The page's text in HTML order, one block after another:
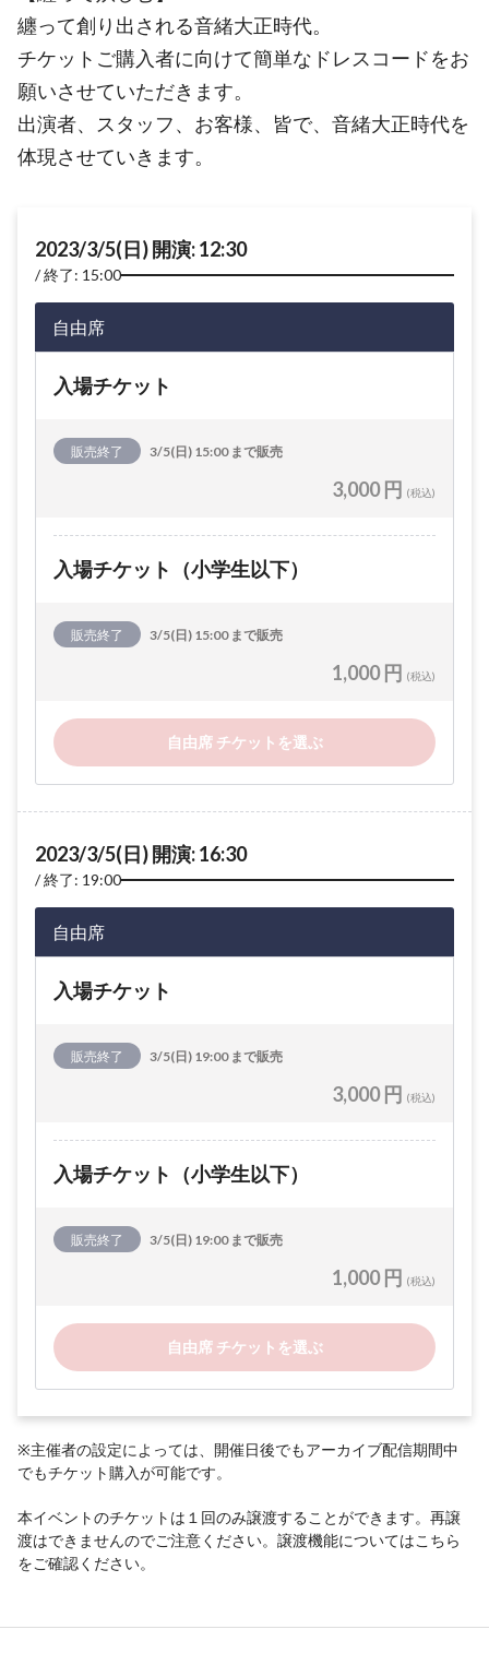
纏って創り出される音緒大正時代。
チケットご購入者に向けて簡単なドレスコードをお
願いさせていただきます。
出演者、スタッフ、お客様、皆で、音緒大正時代を
体現させていきます。
2023/3/5(日) 開演: 12:30
終了: 15:00
自由席
入場チケット
販売終了 3/5(日) 15:00 まで販売
3,000 円 (税込)
入場チケット（小学生以下）
販売終了 3/5(日) 15:00 まで販売
1,000 円 (税込)
自由席 チケットを選ぶ
2023/3/5(日) 開演: 16:30
終了: 19:00
自由席
入場チケット
販売終了 3/5(日) 19:00 まで販売
3,000 円 (税込)
入場チケット（小学生以下）
販売終了 3/5(日) 19:00 まで販売
1,000 円 (税込)
自由席 チケットを選ぶ
※主催者の設定によっては、開催日後でもアーカイブ配信期間中
でもチケット購入が可能です。
本イベントのチケットは１回のみ譲渡することができます。再譲
渡はできませんのでご注意ください。譲渡機能についてはこちら
をご確認ください。